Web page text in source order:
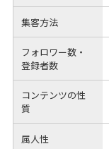
集客方法
フォロワー数・
登録者数
コンテンツの性
質
属人性